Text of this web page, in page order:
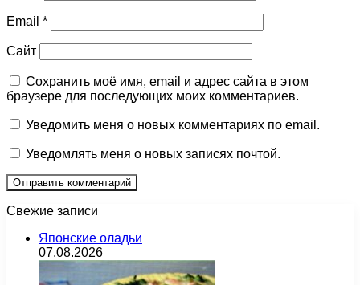
Email *
Сайт
Сохранить моё имя, email и адрес сайта в этом
браузере для последующих моих комментариев.
Уведомить меня о новых комментариях по email.
Уведомлять меня о новых записях почтой.
Свежие записи
Японские оладьи
07.08.2026